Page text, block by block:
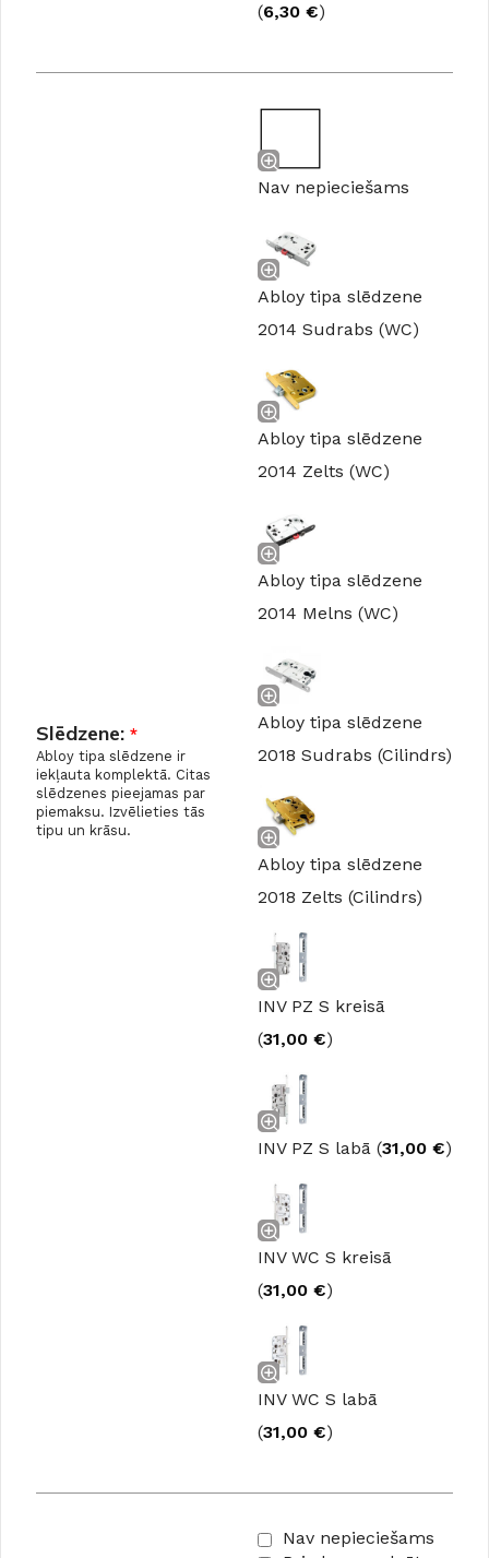
(6,30 €)
Slēdzene: *
Abloy tipa slēdzene ir
iekļauta komplektā. Citas
slēdzenes pieejamas par
piemaksu. Izvēlieties tās
tipu un krāsu.
Nav nepieciešams
Abloy tipa slēdzene
2014 Sudrabs (WC)
Abloy tipa slēdzene
2014 Zelts (WC)
Abloy tipa slēdzene
2014 Melns (WC)
Abloy tipa slēdzene
2018 Sudrabs (Cilindrs)
Abloy tipa slēdzene
2018 Zelts (Cilindrs)
INV PZ S kreisā
(31,00 €)
INV PZ S labā (31,00 €)
INV WC S kreisā
(31,00 €)
INV WC S labā
(31,00 €)
Nav nepieciešams